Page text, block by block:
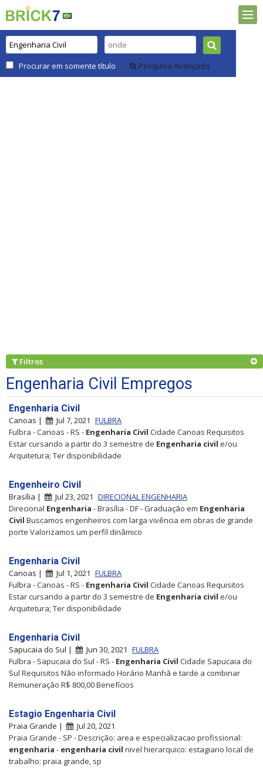
Procurar em somente título Pesquisa Avançada
Filtros
Engenharia Civil Empregos
Engenharia Civil
Canoas | Jul 7, 2021 FULBRA
Fulbra - Canoas - RS - Engenharia Civil Cidade Canoas Requisitos
Estar cursando a partir do 3 semestre de Engenharia civil e/ou
Arquitetura; Ter disponibilidade
Engenheiro Civil
Brasília | Jul 23, 2021 DIRECIONAL ENGENHARIA
Direcional Engenharia - Brasília - DF - Graduação em Engenharia
Civil Buscamos engenheiros com larga vivência em obras de grande
porte Valorizamos um perfil dinâmico
Engenharia Civil
Canoas | Jul 1, 2021 FULBRA
Fulbra - Canoas - RS - Engenharia Civil Cidade Canoas Requisitos
Estar cursando a partir do 3 semestre de Engenharia civil e/ou
Arquitetura; Ter disponibilidade
Engenharia Civil
Sapucaia do Sul | Jun 30, 2021 FULBRA
Fulbra - Sapucaia do Sul - RS - Engenharia Civil Cidade Sapucaia do
Sul Requisitos Não informado Horário Manhã e tarde a combinar
Remuneração R$ 800,00 Benefícios
Estagio Engenharia Civil
Praia Grande |
Jul 20, 2021
Praia Grande - SP - Descrição: area e especializacao profissional:
engenharia - engenharia civil nivel hierarquico: estagiario local de
trabalho: praia grande, sp